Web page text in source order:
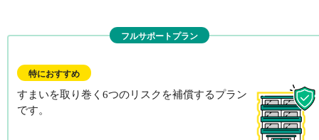
フルサポートプラン
特におすすめ
すまいを取り巻く6つのリスクを補償するプラン
です。